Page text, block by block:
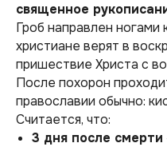
священное
Гроб направлен ногами
христиане верят в
пришествие Христа с
После похорон
православии обычно:
Считается, что:
3 дня после смерти